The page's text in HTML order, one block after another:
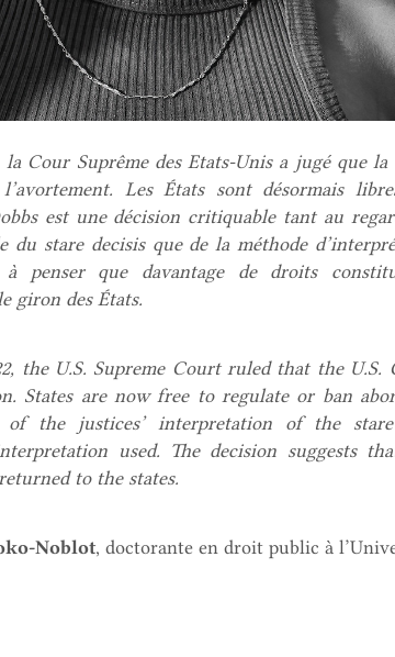
la Cour Suprême des Etats-Unis a jugé que
Les États sont désormais
est une décision critiquable tant au
du stare decisis que de la méthode
à penser que davantage de droits
giron des États.
the U.S. Supreme Court ruled that the
States are now free to regulate or ban
the justices’ interpretation of the
used. The decision suggests
to the states.
Noblot, doctorante en droit public à